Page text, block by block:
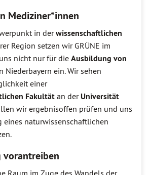
Mediziner*innen
in derwissenschaftlichen
Region setzen wir GRÜNE im
nicht nur für die Ausbildung von
Niederbayern ein. Wir sehen
einer
Fakultätan der Universität
wir ergebnisoffen prüfen und uns
eines naturwissenschaftlichen
Raum im Zuge des Wandels der